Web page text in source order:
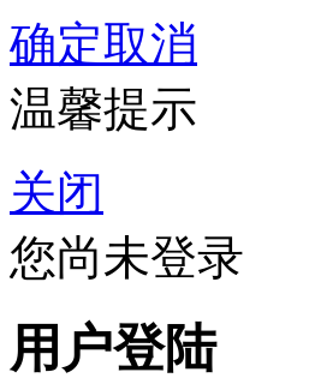
确定取消
温馨提示
关闭
您尚未登录
用户登陆